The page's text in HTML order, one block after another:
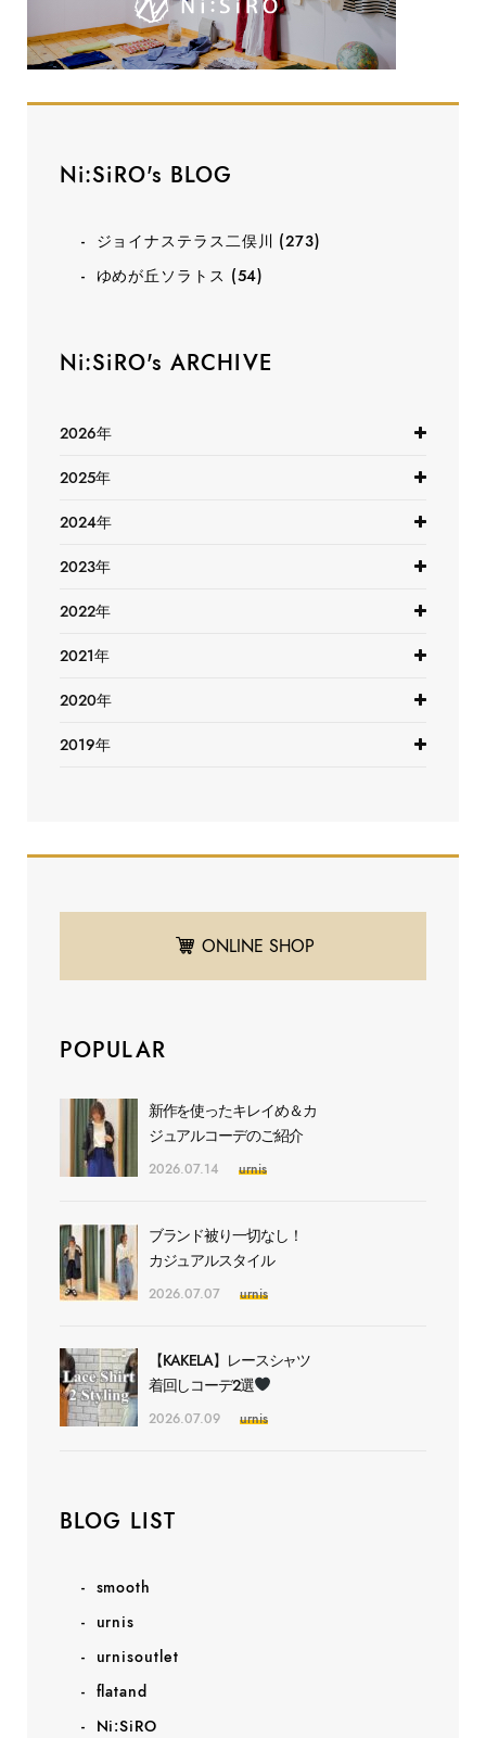
Ni:SiRO's BLOG
ジョイナステラス二俣川 (273)
ゆめが丘ソラトス (54)
Ni:SiRO's ARCHIVE
2026年
2025年
2024年
2023年
2022年
2021年
2020年
2019年
ONLINE SHOP
POPULAR
新作を使ったキレイめ＆カ
ジュアルコーデのご紹介
2026.07.14 urnis
ブランド被り一切なし！
カジュアルスタイル
2026.07.07 urnis
【KAKELA】レースシャツ
着回しコーデ2選
2026.07.09 urnis
BLOG LIST
smooth
urnis
urnisoutlet
flatand
Ni:SiRO